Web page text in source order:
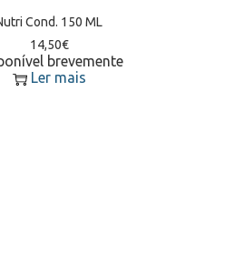
Cond. 150 ML
14,50€
brevemente
Ler mais